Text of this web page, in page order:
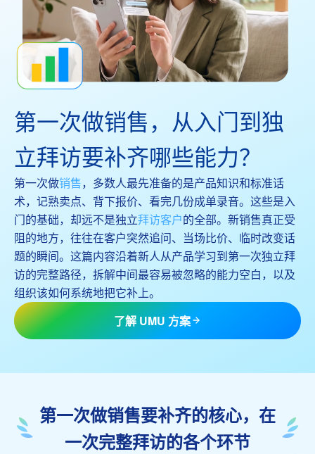
第一次做销售，从入门到独
立拜访要补齐哪些能力？
第一次做销售，多数人最先准备的是产品知识和标准话
术，记熟卖点、背下报价、看完几份成单录音。这些是入
门的基础，却远不是独立拜访客户的全部。新销售真正受
阻的地方，往往在客户突然追问、当场比价、临时改变话
题的瞬间。这篇内容沿着新人从产品学习到第一次独立拜
访的完整路径，拆解中间最容易被忽略的能力空白，以及
组织该如何系统地把它补上。
了解 UMU 方案
第一次做销售要补齐的核心，在
一次完整拜访的各个环节